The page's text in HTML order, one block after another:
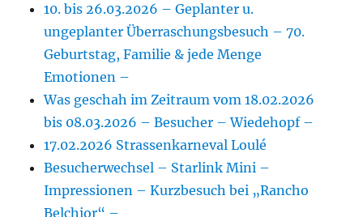
10. bis 26.03.2026 – Geplanter u.
ungeplanter Überraschungsbesuch – 70.
Geburtstag, Familie & jede Menge
Emotionen –
Was geschah im Zeitraum vom 18.02.2026
bis 08.03.2026 – Besucher – Wiedehopf –
17.02.2026 Strassenkarneval Loulé
Besucherwechsel – Starlink Mini –
Impressionen – Kurzbesuch bei „Rancho
Belchior“ –